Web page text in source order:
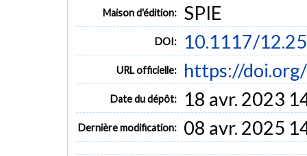
Maison d'édition: SPIE
DOI: 10.1117/
URL officielle: https://
Date du dépôt: 18 avr. 2023
Dernière modification: 08 avr. 2025